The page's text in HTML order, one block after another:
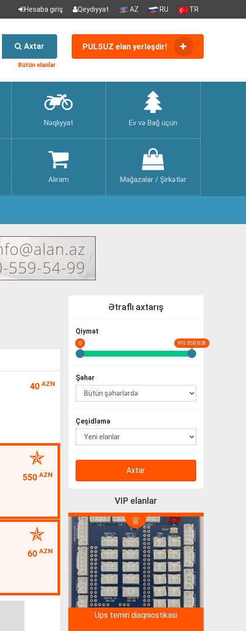
Hesaba giriş Qeydiyyat AZ RU TR
Axtar
Bütün elanlar
PULSUZ elan yerləşdir!
Nəqliyyat Ev və Bağ üçün
Alıram Mağazalar / Şirkətlər
Ətraflı axtarış
Qiymət
0 993 858 808
Şəhər
Çeşidləmə
Axtar
VIP elanlar
ups temiri diaqniostikasi
40 AZN
550 AZN
60 AZN